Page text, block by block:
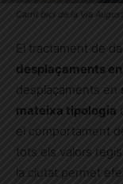
Carril bici de la Via
El tractament de
desplaçaments
desplaçaments en
mateixa tipologia
el comportament
tots els valors
la ciutat permet